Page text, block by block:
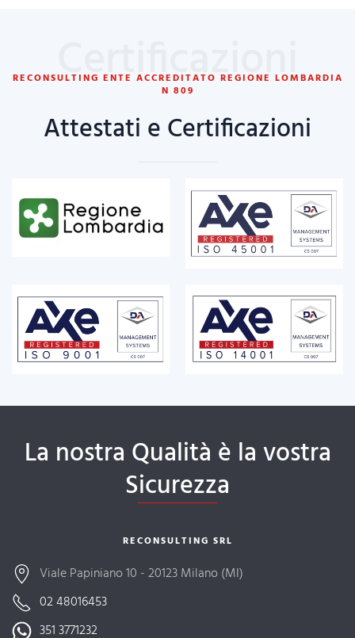
Certificazioni
RECONSULTING ENTE ACCREDITATO REGIONE LOMBARDIA
N 809
Attestati e Certificazioni
La nostra Qualità è la vostra
Sicurezza
RECONSULTING SRL
Viale Papiniano 10 - 20123 Milano (MI)
02 48016453
351 3771232